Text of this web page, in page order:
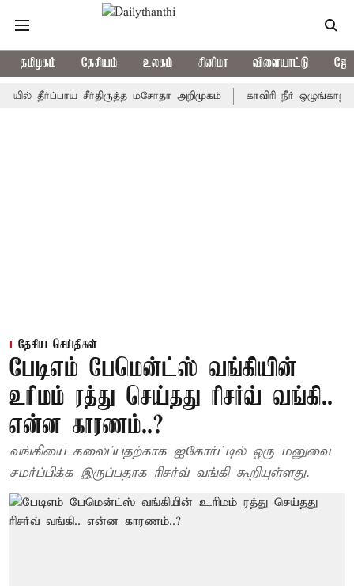
தமிழகம் தேசியம் உலகம் சினிமா விளையாட்டு
சீர்திருத்த மசோதா அறிமுகம் காவிரி நீர் ஒழுங்காற்று குழு
தேசிய செய்திகள்
பேடிஎம் பேமென்ட்ஸ் வங்கியின்
உரிமம் ரத்து செய்தது ரிசர்வ் வங்கி..
என்ன காரணம்..?
வங்கியை கலைப்பதற்காக ஐகோர்ட்டில் ஒரு மனுவை
சமர்ப்பிக்க இருப்பதாக ரிசர்வ் வங்கி கூறியுள்ளது.